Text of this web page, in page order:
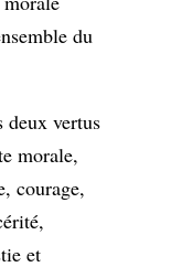
du
vertus
morale,
courage,
et